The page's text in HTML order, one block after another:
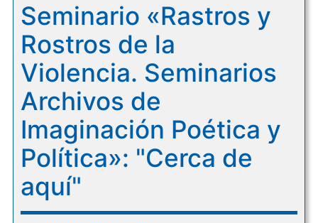
Seminario «Rastros y
Rostros de la
Violencia. Seminarios
Archivos de
Imaginación Poética y
Política»: "Cerca de
aquí"